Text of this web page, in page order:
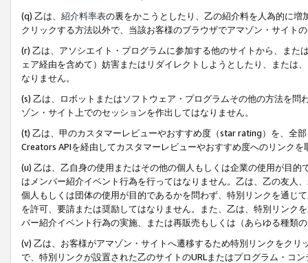
(q) 乙は、 紹介料率表の裏をかこうとしたり、乙の紹介料を人為的に
クリックする方法以外で、当該お客様のブラウザでアマゾン・サイト
(r) 乙は、アソシエイト・プログラムに参加する他のサイトから、ま
ェア経由を含めて）妨害またはリダイレクトしようとしたり、または
なりません。
(s) 乙は、ロボットまたはソフトウェア・プログラムその他の方法を
ゾン・サイト上でのセッションを作出してはなりません。
(t) 乙は、甲のカスタマーレビューやおすすめ度（star rating）を、全
Creators APIを経由してカスタマーレビューやおすすめ度へのリンクを
(u) 乙は、乙自身の使用またはその他の個人もしくは企業の使用が目
はメンバー紹介イベント行為を行ってはなりません。乙は、乙の友人
個人もしくは団体の使用が目的であるかを問わず、特別リンクを通じ
を許可、要請または奨励してはなりません。また、乙は、特別リンク
バー紹介イベント行為の実施、または再販売もしくは（あらゆる種類
(v) 乙は、お客様がアマゾン・サイトへ遷移するため特別リンクをク
で、特別リンクが設置された乙のサイトのURLまたはプログラム・コ